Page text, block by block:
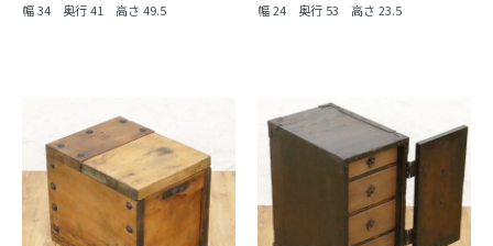
幅 34 奥行 41 高さ 49.5 幅 24 奥行 53 高さ 23.5